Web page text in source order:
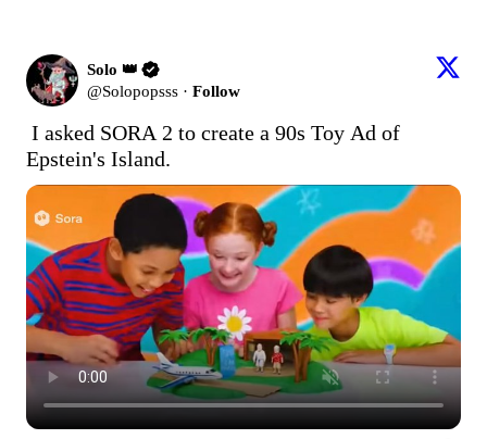
Solo 👑
@Solopopsss · Follow
I asked SORA 2 to create a 90s Toy Ad of
Epstein's Island.